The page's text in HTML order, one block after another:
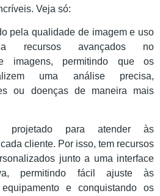
Veja só:
pela qualidade de imagem e uso
recursos avançados no
imagens, permitindo que os
uma análise precisa,
ou doenças de maneira mais
projetado para atender às
cliente. Por isso, tem recursos
junto a uma interface
permitindo fácil ajuste às
e conquistando os